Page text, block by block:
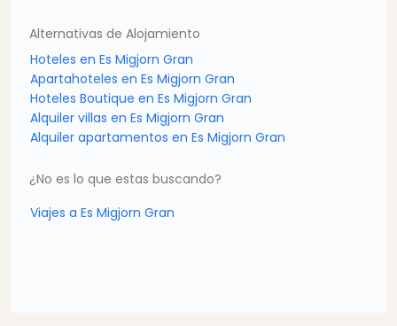
Alternativas de Alojamiento
Hoteles en Es Migjorn Gran
Apartahoteles en Es Migjorn Gran
Hoteles Boutique en Es Migjorn Gran
Alquiler villas en Es Migjorn Gran
Alquiler apartamentos en Es Migjorn Gran
¿No es lo que estas buscando?
Viajes a Es Migjorn Gran